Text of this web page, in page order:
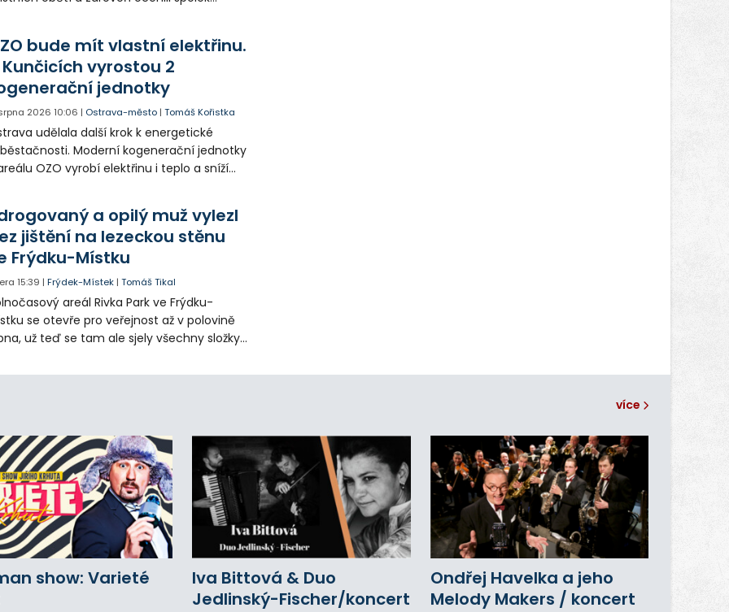
bude mít vlastní elektřinu.
Kunčicích vyrostou 2
jednotky
2026 10:06 | Ostrava-město |Tomáš Kořistka
udělala další krok k energetické
Moderní kogenerační jednotky
OZO vyrobí elektřinu i teplo a sníží
a opilý muž vylezl
jištění na lezeckou stěnu
Frýdku-Místku
15:39 |Frýdek-Místek |Tomáš Tikal
areál Rivka Park ve Frýdku-
se otevře pro veřejnost až v polovině
už teď se tam ale sjely všechny složky
opilého muže pod vlivem drog do
více
show: Varieté
Iva Bittová & Duo
Jedlinský-Fischer/koncert
Ondřej Havelka a jeho
Melody Makers / koncert